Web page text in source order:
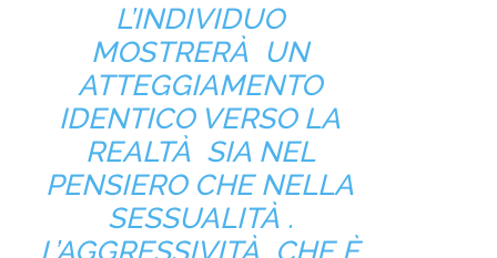
L’INDIVIDUO
MOSTRERÀ UN
ATTEGGIAMENTO
IDENTICO VERSO LA
REALTÀ SIA NEL
PENSIERO CHE NELLA
SESSUALITÀ .
L’AGGRESSIVITÀ CHE È